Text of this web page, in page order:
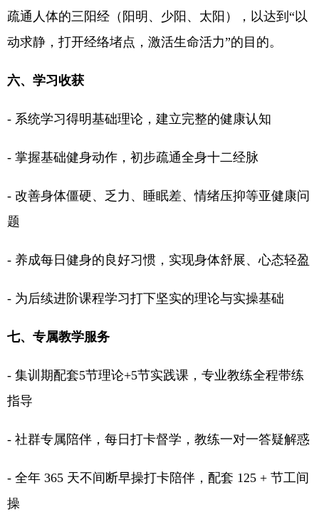
疏通人体的三阳经（阳明、少阳、太阳），以达到“以
动求静，打开经络堵点，激活生命活力”的目的。
六、学习收获
- 系统学习得明基础理论，建立完整的健康认知
- 掌握基础健身动作，初步疏通全身十二经脉
- 改善身体僵硬、乏力、睡眠差、情绪压抑等亚健康问
题
- 养成每日健身的良好习惯，实现身体舒展、心态轻盈
- 为后续进阶课程学习打下坚实的理论与实操基础
七、专属教学服务
- 集训期配套5节理论+5节实践课，专业教练全程带练
指导
- 社群专属陪伴，每日打卡督学，教练一对一答疑解惑
- 全年 365 天不间断早操打卡陪伴，配套 125 + 节工间
操